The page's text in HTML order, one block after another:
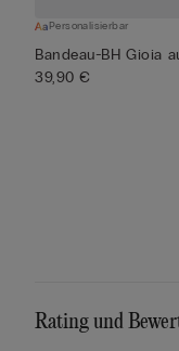
Personalisierbar
Bandeau-BH Gioia
39,90 €
Rating und